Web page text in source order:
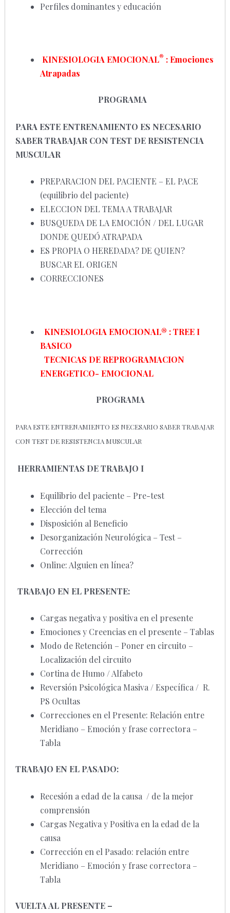
Perfiles dominantes y educación
KINESIOLOGIA EMOCIONAL® : Emociones
Atrapadas
PROGRAMA
PARA ESTE ENTRENAMIENTO ES NECESARIO
SABER TRABAJAR CON TEST DE RESISTENCIA
MUSCULAR
PREPARACION DEL PACIENTE – EL PACE
(equilibrio del paciente)
ELECCION DEL TEMA A TRABAJAR
BUSQUEDA DE LA EMOCIÓN / DEL LUGAR
DONDE QUEDÓ ATRAPADA
ES PROPIA O HEREDADA? DE QUIEN?
BUSCAR EL ORIGEN
CORRECCIONES
KINESIOLOGIA EMOCIONAL® :TREE I
BASICO
TECNICAS DE REPROGRAMACION
ENERGETICO- EMOCIONAL
PROGRAMA
PARA ESTE ENTRENAMIENTO ES NECESARIO SABER TRABAJAR
CON TEST DE RESISTENCIA MUSCULAR
HERRAMIENTAS DE TRABAJO I
Equilibrio del paciente – Pre-test
Elección del tema
Disposición al Beneficio
Desorganización Neurológica – Test –
Corrección
Online: Alguien en línea?
TRABAJO EN EL PRESENTE:
Cargas negativa y positiva en el presente
Emociones y Creencias en el presente – Tablas
Modo de Retención – Poner en circuito –
Localización del circuito
Cortina de Humo / Alfabeto
Reversión Psicológica Masiva / Específica / R.
PS Ocultas
Correcciones en el Presente: Relación entre
Meridiano – Emoción y frase correctora –
Tabla
TRABAJO EN EL PASADO:
Recesión a edad de la causa / de la mejor
comprensión
Cargas Negativa y Positiva en la edad de la
causa
Corrección en el Pasado: relación entre
Meridiano – Emoción y frase correctora –
Tabla
VUELTA AL PRESENTE –